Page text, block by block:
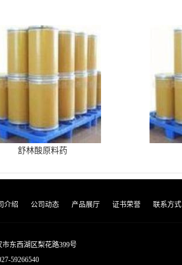
舒林酸原料药
介绍 公司动态 产品展厅 证书荣誉 联系方式
市东西湖区梨花路399号
59266540